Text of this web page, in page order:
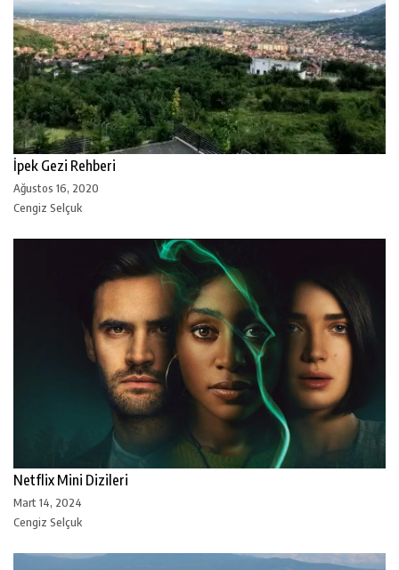
İpek Gezi Rehberi
Ağustos 16, 2020
Cengiz Selçuk
Netflix Mini Dizileri
Mart 14, 2024
Cengiz Selçuk